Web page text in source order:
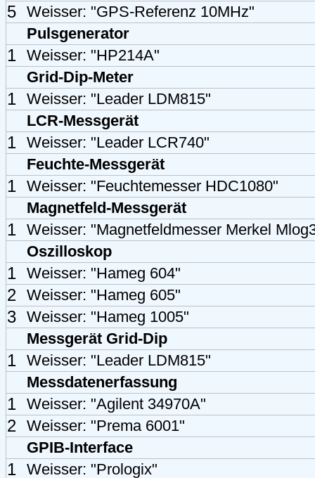
5 Weisser: "GPS-Referenz 10MHz"
Pulsgenerator
1 Weisser: "HP214A"
Grid-Dip-Meter
1 Weisser: "Leader LDM815"
LCR-Messgerät
1 Weisser: "Leader LCR740"
Feuchte-Messgerät
1 Weisser: "Feuchtemesser HDC1080"
Magnetfeld-Messgerät
1 Weisser: "Magnetfeldmesser Merkel
Oszilloskop
1 Weisser: "Hameg 604"
2 Weisser: "Hameg 605"
3 Weisser: "Hameg 1005"
Messgerät Grid-Dip
1 Weisser: "Leader LDM815"
Messdatenerfassung
1 Weisser: "Agilent 34970A"
2 Weisser: "Prema 6001"
GPIB-Interface
1 Weisser: "Prologix"